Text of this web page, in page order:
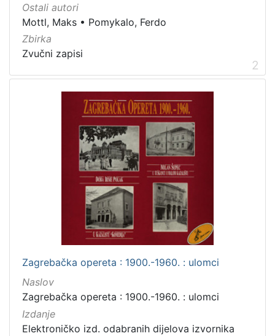
Ostali autori
Mottl, Maks • Pomykalo, Ferdo
Zbirka
Zvučni zapisi
2
Zagrebačka opereta : 1900.-1960. : ulomci
Naslov
Zagrebačka opereta : 1900.-1960. : ulomci
Izdanje
Elektroničko izd. odabranih dijelova izvornika